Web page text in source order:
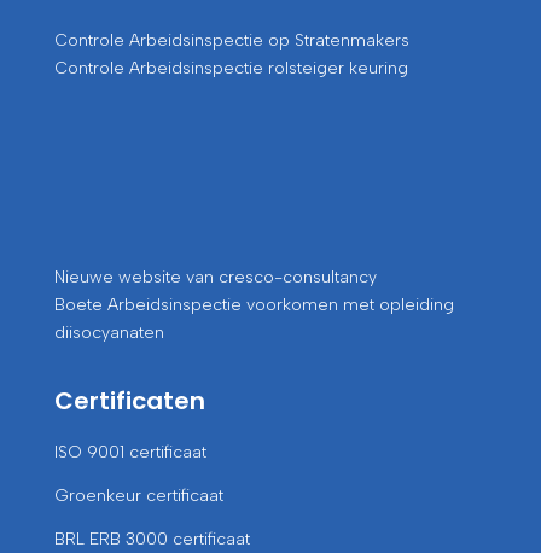
Controle Arbeidsinspectie op Stratenmakers
Controle Arbeidsinspectie rolsteiger keuring
Nieuwe website van cresco-consultancy
Boete Arbeidsinspectie voorkomen met opleiding
diisocyanaten
Certificaten
ISO 9001 certificaat
Groenkeur certificaat
BRL ERB 3000 certificaat